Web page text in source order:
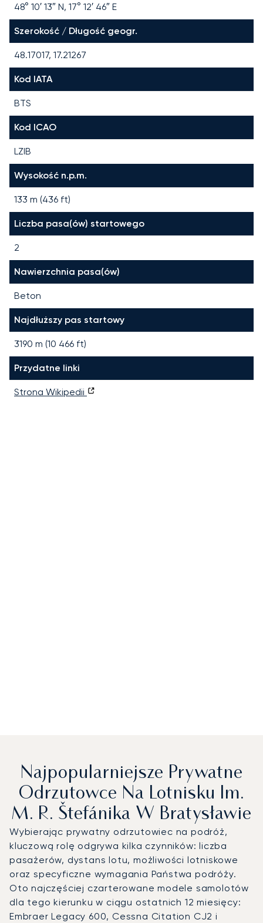
48° 10′ 13″ N, 17° 12′ 46″ E
Szerokość / Długość geogr.
48.17017, 17.21267
Kod IATA
BTS
Kod ICAO
LZIB
Wysokość n.p.m.
133 m (436 ft)
Liczba pasa(ów) startowego
2
Nawierzchnia pasa(ów)
Beton
Najdłuższy pas startowy
3190 m (10 466 ft)
Przydatne linki
Strona Wikipedii
Najpopularniejsze Prywatne
Odrzutowce Na Lotnisku Im.
M. R. Štefánika W Bratysławie
Wybierając prywatny odrzutowiec na podróż,
kluczową rolę odgrywa kilka czynników: liczba
pasażerów, dystans lotu, możliwości lotniskowe
oraz specyficzne wymagania Państwa podróży.
Oto najczęściej czarterowane modele samolotów
dla tego kierunku w ciągu ostatnich 12 miesięcy:
Embraer Legacy 600, Cessna Citation CJ2 i